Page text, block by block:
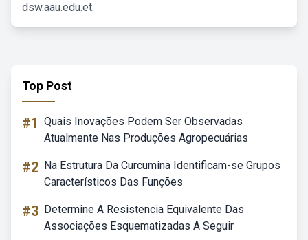
dsw.aau.edu.et.
Top Post
#1 Quais Inovações Podem Ser Observadas
Atualmente Nas Produções Agropecuárias
#2 Na Estrutura Da Curcumina Identificam-se Grupos
Característicos Das Funções
#3 Determine A Resistencia Equivalente Das
Associações Esquematizadas A Seguir